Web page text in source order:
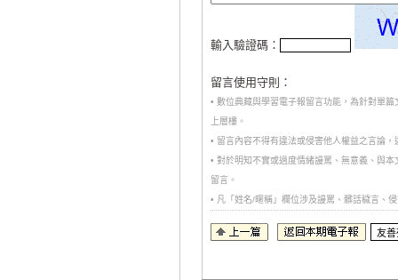
輸入驗證碼：
留言使用守則：
• 數位典藏與學習電子報留言功能，為針對單
上層樓。
• 留言內容不得有違法或侵害他人權益之言論
• 對於明知不實或過度情緒謾罵、無意義、與
留言。
• 凡「姓名/暱稱」欄位涉及謾罵、髒話穢言、